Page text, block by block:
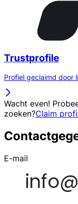
Trustprofile
Profiel geclaimd door
Wacht even!
zoeken?Claim
E-mail